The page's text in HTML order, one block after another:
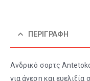
ΠΕΡΙΓΡΑΦΉ
Ανδρικό σορτς
για άνεση και